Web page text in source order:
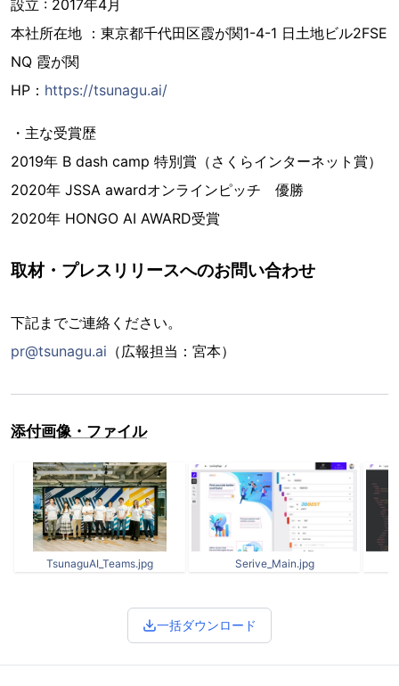
設立 : 2017年4月
本社所在地 ：東京都千代田区霞が関1-4-1 日土地ビル2FSE
NQ 霞が関
HP： https://tsunagu.ai/
・主な受賞歴
2019年 B dash camp 特別賞（さくらインターネット賞）
2020年 JSSA awardオンラインピッチ 優勝
2020年 HONGO AI AWARD受賞
取材・プレスリリースへのお問い合わせ
下記までご連絡ください。
pr@tsunagu.ai （広報担当：宮本）
添付画像・ファイル
TsunaguAI_Teams.jpg Serive_Main.jpg
一括ダウンロード